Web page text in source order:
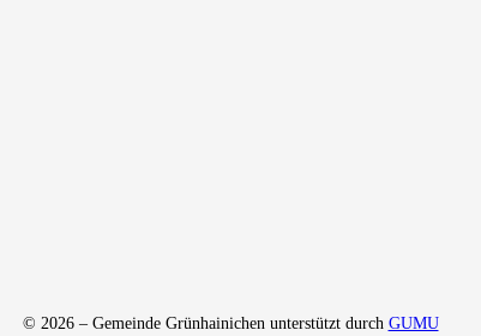
© 2026 – Gemeinde Grünhainichen unterstützt durch GUMU